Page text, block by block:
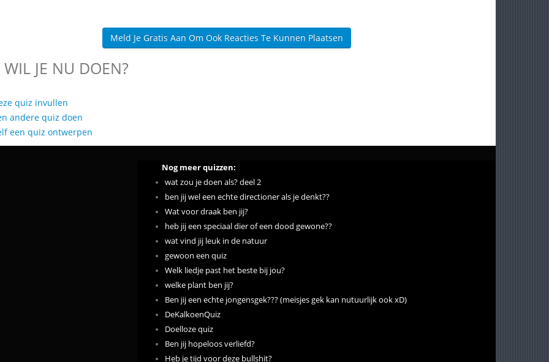
Meld Je Gratis Aan Om Ook Reacties Te Kunnen Plaatsen
JE NU DOEN?
quiz invullen
andere quiz doen
een quiz ontwerpen
Nog meer quizzen:
wat zou je doen als? deel 2
ben jij wel een echte directioner als je denkt??
Wat voor draak ben jij?
heb jij een speciaal dier of een dood gewone??
wat vind jij leuk in de natuur
gewoon een quiz
Welk liedje past het beste bij jou?
welke plant ben jij?
Ben jij een echte jongensgek??? (meisjes gek kan nutuurlijk ook xD)
DeKalkoenQuiz
Doelloze quiz
Ben jij hopeloos verliefd?
Heb je tijd voor deze bullshit?